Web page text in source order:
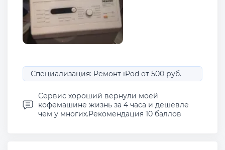
Специализация: Ремонт iPod от 500 руб.
Сервис хороший вернули моей
кофемашине жизнь за 4 часа и дешевле
чем у многих.Рекомендация 10 баллов